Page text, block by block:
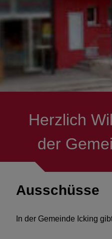
Aus den
Herzlich
der
Ausschüsse
In der Gemeinde Icking